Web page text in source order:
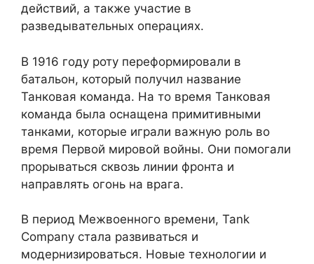
действий, а также участие в
разведывательных операциях.
В 1916 году роту переформировали в
батальон, который получил название
Танковая команда. На то время Танковая
команда была оснащена примитивными
танками, которые играли важную роль во
время Первой мировой войны. Они помогали
прорываться сквозь линии фронта и
направлять огонь на врага.
В период Межвоенного времени, Tank
Company стала развиваться и
модернизироваться. Новые технологии и